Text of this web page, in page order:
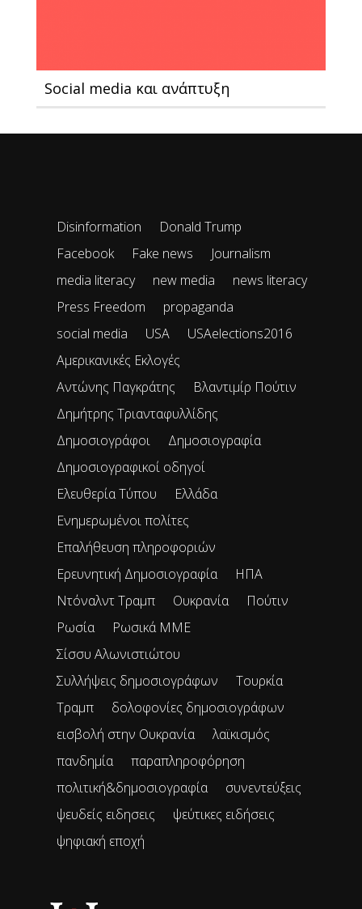
Social media και ανάπτυξη
Disinformation
Donald Trump
Facebook
Fake news
Journalism
media literacy
new media
news literacy
Press Freedom
propaganda
social media
USA
USAelections2016
Αμερικανικές Εκλογές
Αντώνης Παγκράτης
Βλαντιμίρ Πούτιν
Δημήτρης Τριανταφυλλίδης
Δημοσιογράφοι
Δημοσιογραφία
Δημοσιογραφικοί οδηγοί
Ελευθερία Τύπου
Ελλάδα
Ενημερωμένοι πολίτες
Επαλήθευση πληροφοριών
Ερευνητική Δημοσιογραφία
ΗΠΑ
Ντόναλντ Τραμπ
Ουκρανία
Πούτιν
Ρωσία
Ρωσικά ΜΜΕ
Σίσσυ Αλωνιστιώτου
Συλλήψεις δημοσιογράφων
Τουρκία
Τραμπ
δολοφονίες δημοσιογράφων
εισβολή στην Ουκρανία
λαϊκισμός
πανδημία
παραπληροφόρηση
πολιτική&δημοσιογραφία
συνεντεύξεις
ψευδείς ειδησεις
ψεύτικες ειδήσεις
ψηφιακή εποχή